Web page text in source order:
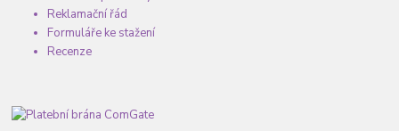
Reklamační řád
Formuláře ke stažení
Recenze